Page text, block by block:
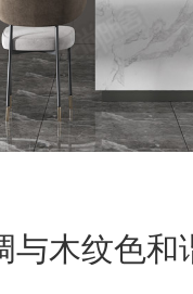
与木纹色